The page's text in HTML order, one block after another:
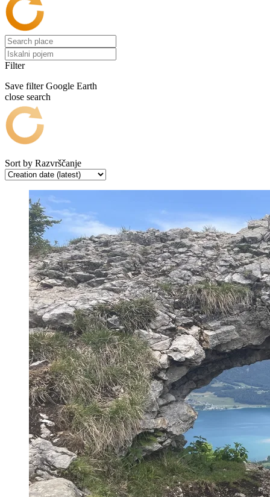
Filter
Save filter Google Earth
close search
Sort by Razvrščanje